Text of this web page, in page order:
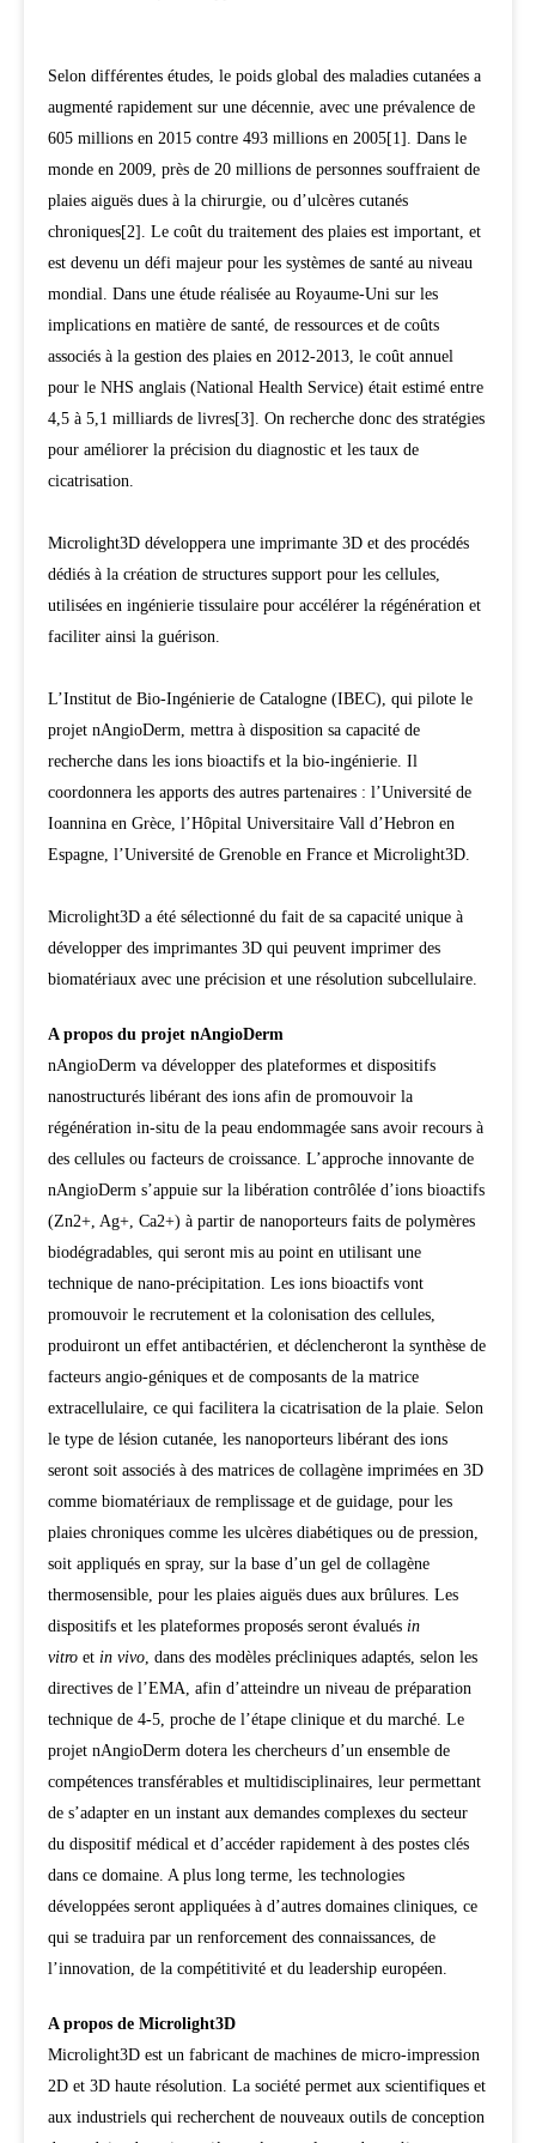
Selon différentes études, le poids global des maladies cutanées a
augmenté rapidement sur une décennie, avec une prévalence de
605 millions en 2015 contre 493 millions en 2005[1]. Dans le
monde en 2009, près de 20 millions de personnes souffraient de
plaies aiguës dues à la chirurgie, ou d’ulcères cutanés
chroniques[2]. Le coût du traitement des plaies est important, et
est devenu un défi majeur pour les systèmes de santé au niveau
mondial. Dans une étude réalisée au Royaume-Uni sur les
implications en matière de santé, de ressources et de coûts
associés à la gestion des plaies en 2012-2013, le coût annuel
pour le NHS anglais (National Health Service) était estimé entre
4,5 à 5,1 milliards de livres[3]. On recherche donc des stratégies
pour améliorer la précision du diagnostic et les taux de
cicatrisation.
Microlight3D développera une imprimante 3D et des procédés
dédiés à la création de structures support pour les cellules,
utilisées en ingénierie tissulaire pour accélérer la régénération et
faciliter ainsi la guérison.
L’Institut de Bio-Ingénierie de Catalogne (IBEC), qui pilote le
projet nAngioDerm, mettra à disposition sa capacité de
recherche dans les ions bioactifs et la bio-ingénierie. Il
coordonnera les apports des autres partenaires : l’Université de
Ioannina en Grèce, l’Hôpital Universitaire Vall d’Hebron en
Espagne, l’Université de Grenoble en France et Microlight3D.
Microlight3D a été sélectionné du fait de sa capacité unique à
développer des imprimantes 3D qui peuvent imprimer des
biomatériaux avec une précision et une résolution subcellulaire.
A propos du projet nAngioDerm
nAngioDerm va développer des plateformes et dispositifs
nanostructurés libérant des ions afin de promouvoir la
régénération in-situ de la peau endommagée sans avoir recours à
des cellules ou facteurs de croissance. L’approche innovante de
nAngioDerm s’appuie sur la libération contrôlée d’ions bioactifs
(Zn2+, Ag+, Ca2+) à partir de nanoporteurs faits de polymères
biodégradables, qui seront mis au point en utilisant une
technique de nano-précipitation. Les ions bioactifs vont
promouvoir le recrutement et la colonisation des cellules,
produiront un effet antibactérien, et déclencheront la synthèse de
facteurs angio-géniques et de composants de la matrice
extracellulaire, ce qui facilitera la cicatrisation de la plaie. Selon
le type de lésion cutanée, les nanoporteurs libérant des ions
seront soit associés à des matrices de collagène imprimées en 3D
comme biomatériaux de remplissage et de guidage, pour les
plaies chroniques comme les ulcères diabétiques ou de pression,
soit appliqués en spray, sur la base d’un gel de collagène
thermosensible, pour les plaies aiguës dues aux brûlures. Les
dispositifs et les plateformes proposés seront évalués in
vitro et in vivo , dans des modèles précliniques adaptés, selon les
directives de l’EMA, afin d’atteindre un niveau de préparation
technique de 4-5, proche de l’étape clinique et du marché. Le
projet nAngioDerm dotera les chercheurs d’un ensemble de
compétences transférables et multidisciplinaires, leur permettant
de s’adapter en un instant aux demandes complexes du secteur
du dispositif médical et d’accéder rapidement à des postes clés
dans ce domaine. A plus long terme, les technologies
développées seront appliquées à d’autres domaines cliniques, ce
qui se traduira par un renforcement des connaissances, de
l’innovation, de la compétitivité et du leadership européen.
A propos de Microlight3D
Microlight3D est un fabricant de machines de micro-impression
2D et 3D haute résolution. La société permet aux scientifiques et
aux industriels qui recherchent de nouveaux outils de conception